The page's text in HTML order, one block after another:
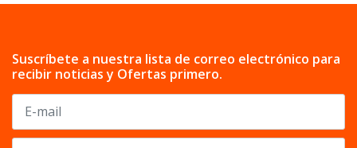
Suscríbete a nuestra lista de correo electrónico para
recibir noticias y Ofertas primero.